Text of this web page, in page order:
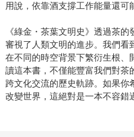
用說，依靠酒支撐工作能量還可
《綠金・茶葉文明史》透過茶
審視了人類文明的進步。我們看
在不同的時空背景下繁衍生根、
讀這本書，不僅能豐富我們對茶
跨文化交流的歷史軌跡。如果
改變世界，這絕對是一本不容錯